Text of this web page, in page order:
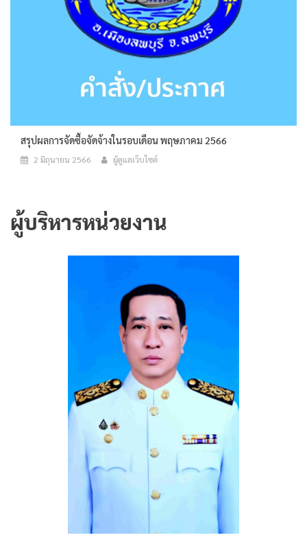
สรุปผลการจัดซื้อจัดจ้างในรอบเดือน พฤษภาคม 2566
2 มิถุนายน 2566 ผู้ดูแลเว็บไซต์
ผู้บริหารหน่วยงาน